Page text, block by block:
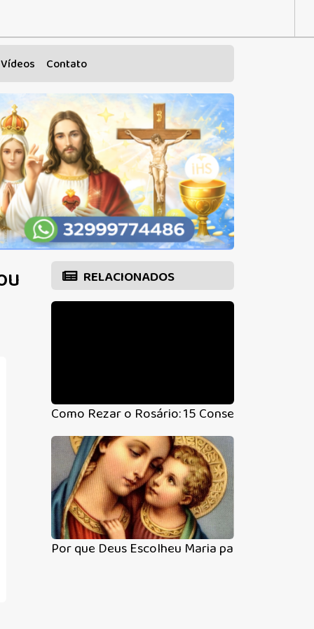
Vídeos Contato
RELACIONADOS
Como Rezar o Rosário: 15 Conselhos
Por que Deus Escolheu Maria para Ser a